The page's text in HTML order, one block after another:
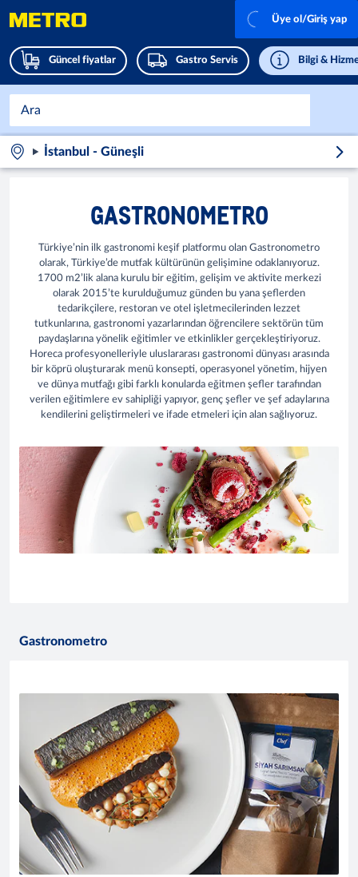
Güncel fiyatlar Gastro Servis Bilgi &
Üye ol/Giriş yap
İstanbul - Güneşli
GASTRONOMETRO
Türkiye’nin ilk gastronomi keşif platformu olan Gastronometro
olarak, Türkiye’de mutfak kültürünün gelişimine odaklanıyoruz.
1700 m2’lik alana kurulu bir eğitim, gelişim ve aktivite merkezi
olarak 2015’te kurulduğumuz günden bu yana şeflerden
tedarikçilere, restoran ve otel işletmecilerinden lezzet
tutkunlarına, gastronomi yazarlarından öğrencilere sektörün tüm
paydaşlarına yönelik eğitimler ve etkinlikler gerçekleştiriyoruz.
Horeca profesyonelleriyle uluslararası gastronomi dünyası arasında
bir köprü oluşturarak menü konsepti, operasyonel yönetim, hijyen
ve dünya mutfağı gibi farklı konularda eğitmen şefler tarafından
verilen eğitimlere ev sahipliği yapıyor, genç şefler ve şef adaylarına
kendilerini geliştirmeleri ve ifade etmeleri için alan sağlıyoruz.
Gastronometro